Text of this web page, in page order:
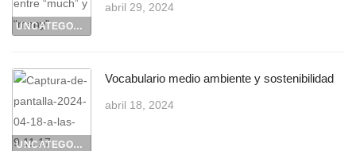
UNCATEGORIZED
abril 29, 2024
UNCATEGORIZED
Vocabulario medio ambiente y sostenibilidad
abril 18, 2024